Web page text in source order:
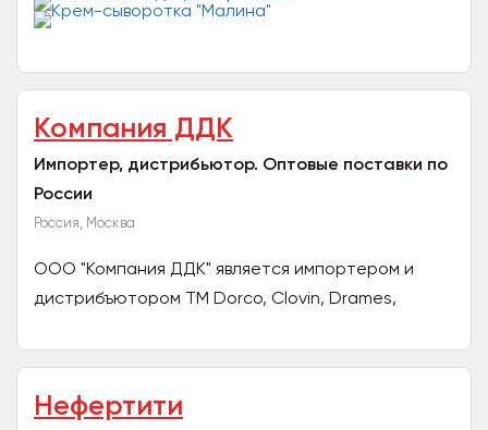
Компания ДДК
Импортер, дистрибьютор. Оптовые поставки по
России
Россия, Москва
ООО "Компания ДДК" является импортером и
дистрибъютором ТМ Dorco, Clovin, Drames,
Осуществляем...
Нефертити